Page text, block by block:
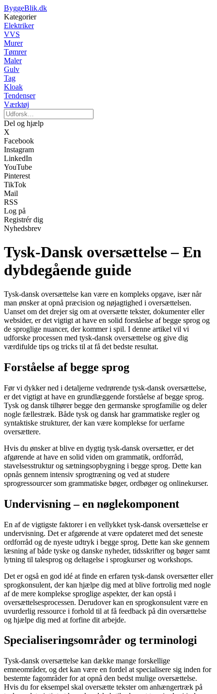
ByggeBlik.dk
Kategorier
Elektriker
VVS
Murer
Tømrer
Maler
Gulv
Tag
Kloak
Tendenser
Værktøj
Del og hjælp
X
Facebook
Instagram
LinkedIn
YouTube
Pinterest
TikTok
Mail
RSS
Log på
Registrér dig
Nyhedsbrev
Tysk-Dansk oversættelse – En
dybdegående guide
Tysk-dansk oversættelse kan være en kompleks opgave, især når
man ønsker at opnå præcision og nøjagtighed i oversættelsen.
Uanset om det drejer sig om at oversætte tekster, dokumenter eller
websider, er det vigtigt at have en solid forståelse af begge sprog og
de sproglige nuancer, der kommer i spil. I denne artikel vil vi
udforske processen med tysk-dansk oversættelse og give dig
værdifulde tips og tricks til at få det bedste resultat.
Forståelse af begge sprog
Før vi dykker ned i detaljerne vedrørende tysk-dansk oversættelse,
er det vigtigt at have en grundlæggende forståelse af begge sprog.
Tysk og dansk tilhører begge den germanske sprogfamilie og deler
nogle fællestræk. Både tysk og dansk har grammatiske regler og
syntaktiske strukturer, der kan være komplekse for uerfarne
oversættere.
Hvis du ønsker at blive en dygtig tysk-dansk oversætter, er det
afgørende at have en solid viden om grammatik, ordforråd,
stavelsesstruktur og sætningsopbygning i begge sprog. Dette kan
opnås gennem intensiv sprogtræning og ved at studere
sprogressourcer som grammatiske bøger, ordbøger og onlinekurser.
Undervisning – en nøglekomponent
En af de vigtigste faktorer i en vellykket tysk-dansk oversættelse er
undervisning. Det er afgørende at være opdateret med det seneste
ordforråd og de nyeste udtryk i begge sprog. Dette kan ske gennem
læsning af både tyske og danske nyheder, tidsskrifter og bøger samt
lytning til talesprog og deltagelse i sprogkurser og workshops.
Det er også en god idé at finde en erfaren tysk-dansk oversætter eller
sprogkonsulent, der kan hjælpe dig med at blive fortrolig med nogle
af de mere komplekse sproglige aspekter, der kan opstå i
oversættelsesprocessen. Derudover kan en sprogkonsulent være en
uvurderlig ressource i forhold til at få feedback på din oversættelse
og hjælpe dig med at forfine dit arbejde.
Specialiseringsområder og terminologi
Tysk-dansk oversættelse kan dække mange forskellige
emneområder, og det kan være en fordel at specialisere sig inden for
bestemte fagområder for at opnå den bedst mulige oversættelse.
Hvis du for eksempel skal oversætte tekster om anhængertræk på